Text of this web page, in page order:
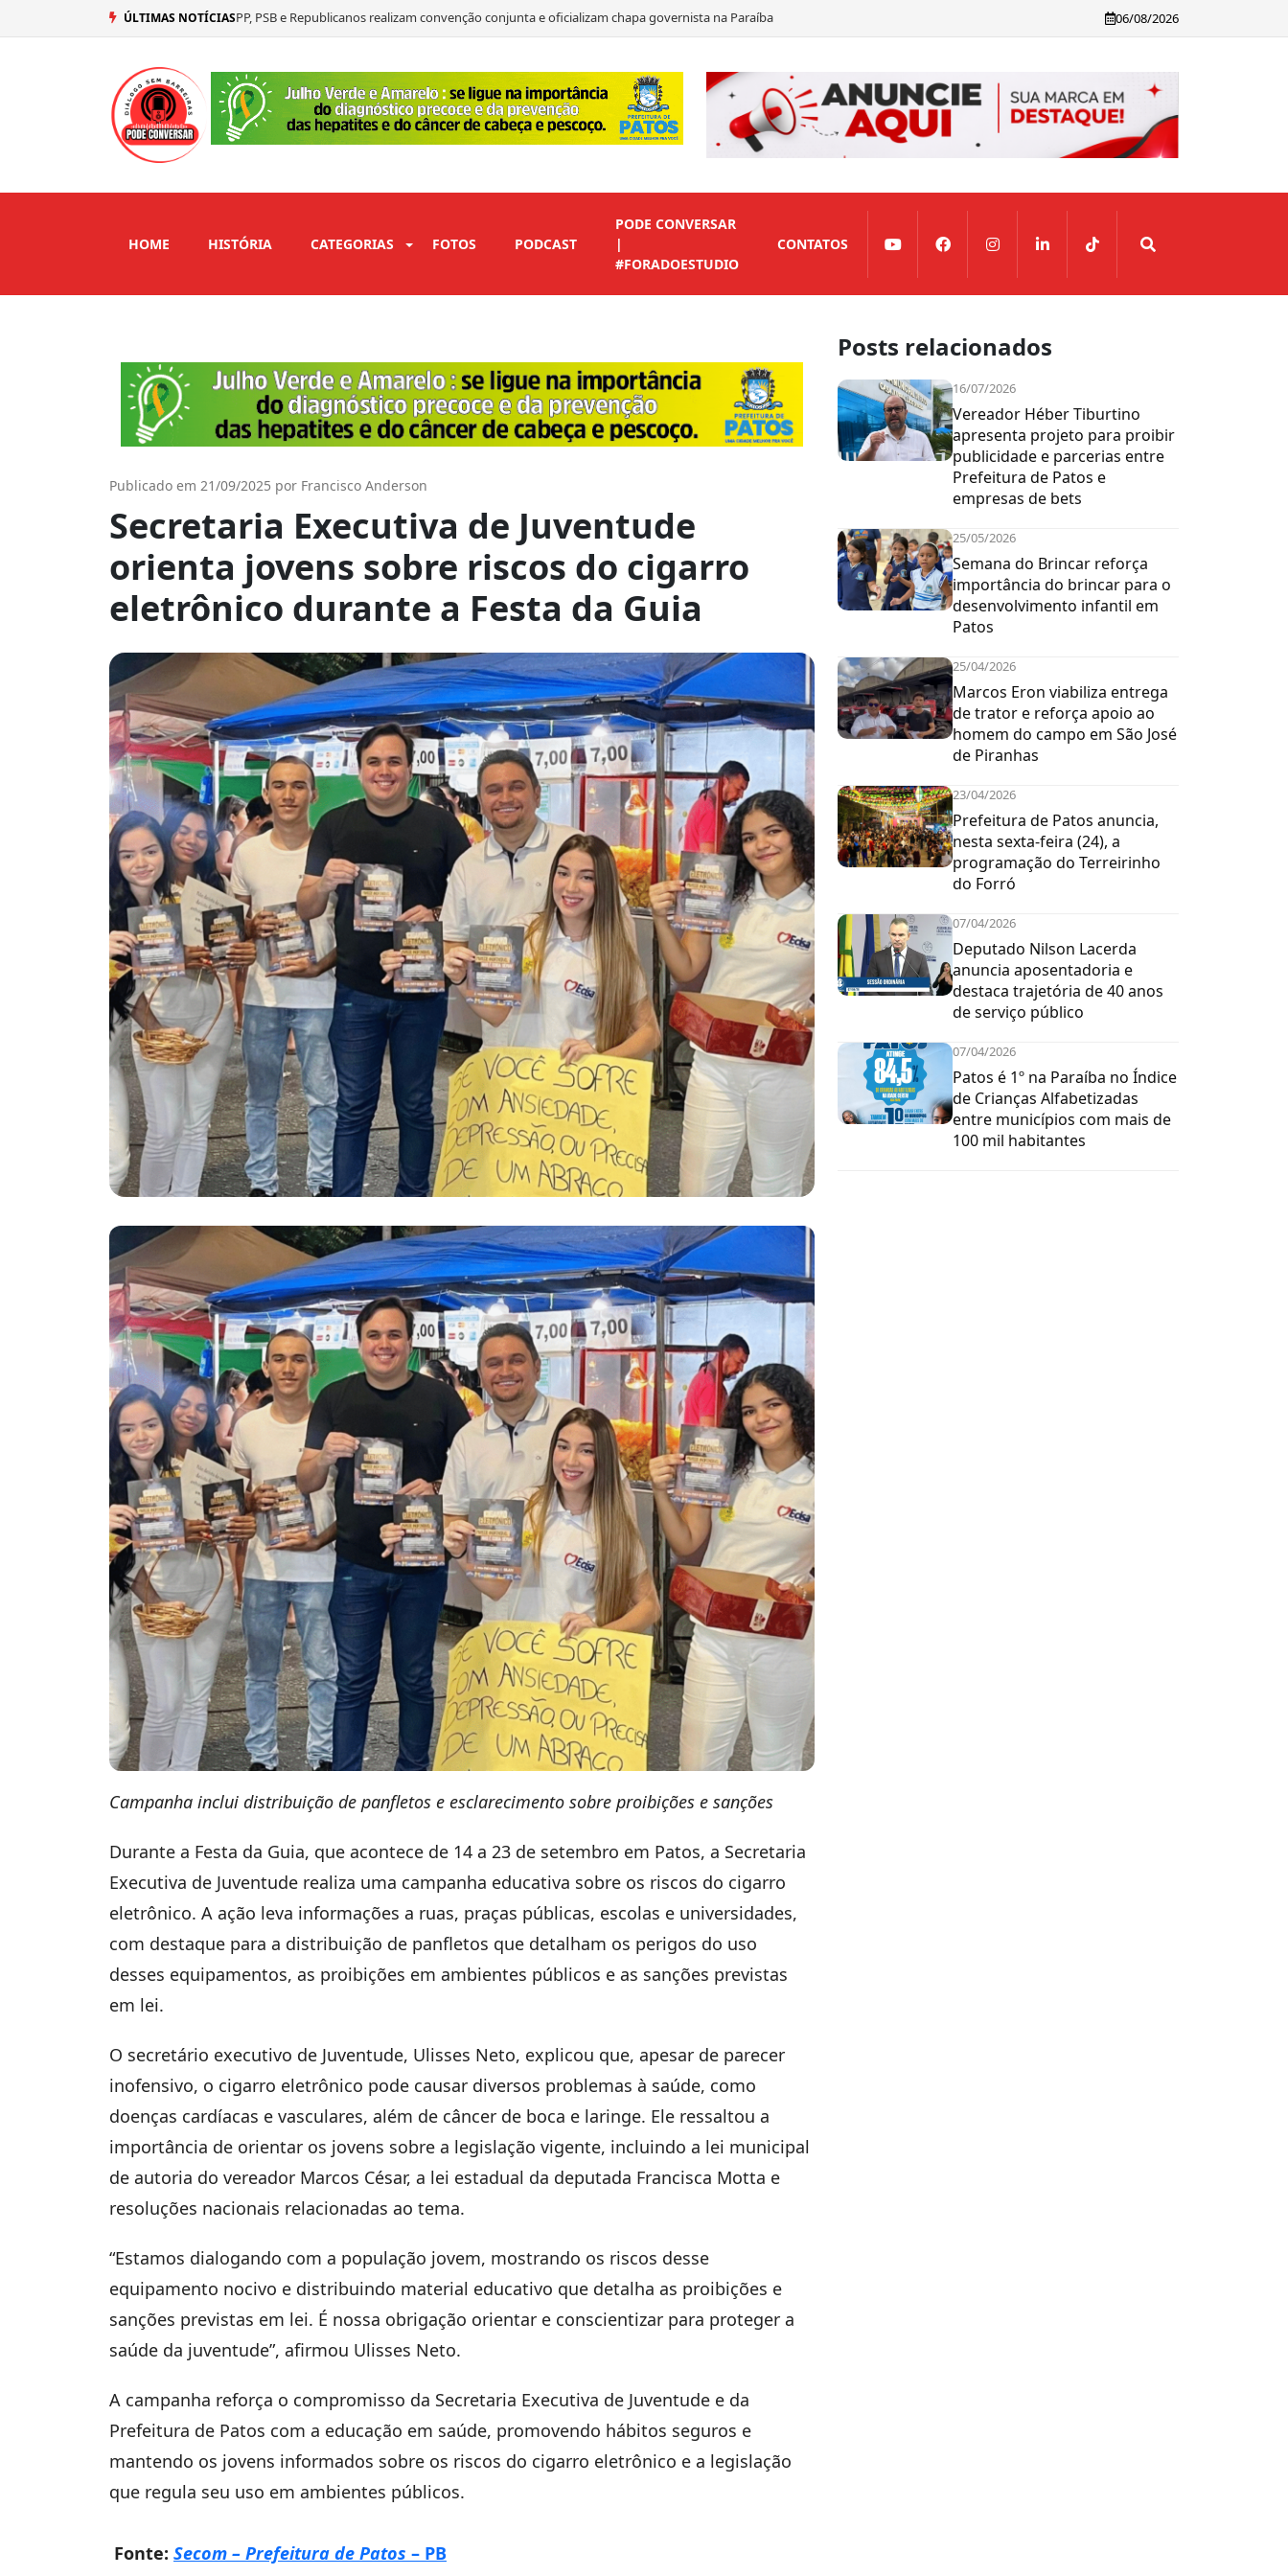
ÚLTIMAS NOTÍCIASPP, PSB e Republicanos realizam convenção conjunta e oficializam chapa governista na Paraíba
MDB oficializa nesta quarta candidatura de Cícero Lucena ao Governo da Paraíba
Suplente de Veneziano, Ney Suassuna adere a Nabor
06/08/2026
HOME HISTÓRIA CATEGORIAS FOTOS PODCAST
PODE CONVERSAR
|
#FORADOESTUDIO
CONTATOS
Publicado em 21/09/2025 por Francisco Anderson
Secretaria Executiva de Juventude
orienta jovens sobre riscos do cigarro
eletrônico durante a Festa da Guia
Campanha inclui distribuição de panfletos e esclarecimento sobre proibições e sanções
Durante a Festa da Guia, que acontece de 14 a 23 de setembro em Patos, a Secretaria
Executiva de Juventude realiza uma campanha educativa sobre os riscos do cigarro
eletrônico. A ação leva informações a ruas, praças públicas, escolas e universidades,
com destaque para a distribuição de panfletos que detalham os perigos do uso
desses equipamentos, as proibições em ambientes públicos e as sanções previstas
em lei.
O secretário executivo de Juventude, Ulisses Neto, explicou que, apesar de parecer
inofensivo, o cigarro eletrônico pode causar diversos problemas à saúde, como
doenças cardíacas e vasculares, além de câncer de boca e laringe. Ele ressaltou a
importância de orientar os jovens sobre a legislação vigente, incluindo a lei municipal
de autoria do vereador Marcos César, a lei estadual da deputada Francisca Motta e
resoluções nacionais relacionadas ao tema.
“Estamos dialogando com a população jovem, mostrando os riscos desse
equipamento nocivo e distribuindo material educativo que detalha as proibições e
sanções previstas em lei. É nossa obrigação orientar e conscientizar para proteger a
saúde da juventude”, afirmou Ulisses Neto.
A campanha reforça o compromisso da Secretaria Executiva de Juventude e da
Prefeitura de Patos com a educação em saúde, promovendo hábitos seguros e
mantendo os jovens informados sobre os riscos do cigarro eletrônico e a legislação
que regula seu uso em ambientes públicos.
Fonte: Secom – Prefeitura de Patos – PB
Posts relacionados
16/07/2026
Vereador Héber Tiburtino
apresenta projeto para proibir
publicidade e parcerias entre
Prefeitura de Patos e
empresas de bets
25/05/2026
Semana do Brincar reforça
importância do brincar para o
desenvolvimento infantil em
Patos
25/04/2026
Marcos Eron viabiliza entrega
de trator e reforça apoio ao
homem do campo em São José
de Piranhas
23/04/2026
Prefeitura de Patos anuncia,
nesta sexta-feira (24), a
programação do Terreirinho
do Forró
07/04/2026
Deputado Nilson Lacerda
anuncia aposentadoria e
destaca trajetória de 40 anos
de serviço público
07/04/2026
Patos é 1º na Paraíba no Índice
de Crianças Alfabetizadas
entre municípios com mais de
100 mil habitantes